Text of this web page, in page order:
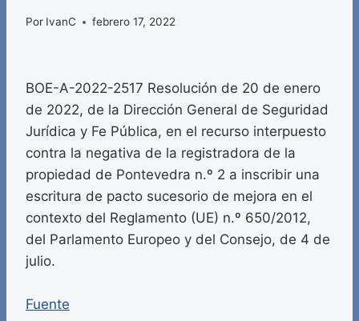
Por IvanC febrero 17, 2022
BOE-A-2022-2517 Resolución de 20 de enero
de 2022, de la Dirección General de Seguridad
Jurídica y Fe Pública, en el recurso interpuesto
contra la negativa de la registradora de la
propiedad de Pontevedra n.º 2 a inscribir una
escritura de pacto sucesorio de mejora en el
contexto del Reglamento (UE) n.º 650/2012,
del Parlamento Europeo y del Consejo, de 4 de
julio.
Fuente